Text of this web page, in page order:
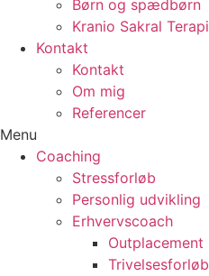
Børn og spædbørn
Kranio Sakral Terapi
Kontakt
Kontakt
Om mig
Referencer
Menu
Coaching
Stressforløb
Personlig udvikling
Erhvervscoach
Outplacement
Trivelsesforløb